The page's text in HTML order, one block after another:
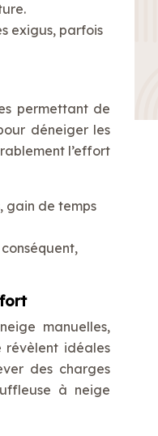
exigus, parfois
permettant de
déneiger les
l’effort
gain de temps
manuelles,
révèlent idéales
des charges
à neige